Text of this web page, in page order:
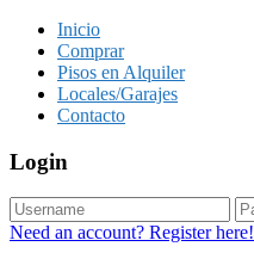
Inicio
Comprar
Pisos en Alquiler
Locales/Garajes
Contacto
Login
Need an account? Register here!